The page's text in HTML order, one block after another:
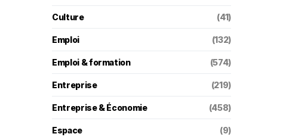
Culture (41)
Emploi (132)
Emploi & formation (574)
Entreprise (219)
Entreprise & Économie (458)
Espace (9)